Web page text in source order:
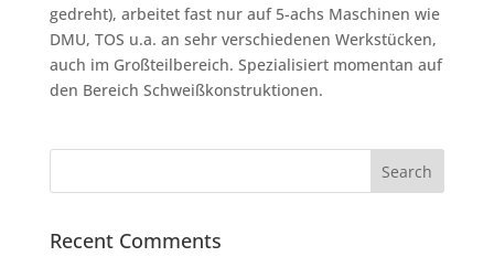
gedreht), arbeitet fast nur auf 5-achs Maschinen wie
DMU, TOS u.a. an sehr verschiedenen Werkstücken,
auch im Großteilbereich. Spezialisiert momentan auf
den Bereich Schweißkonstruktionen.
Recent Comments